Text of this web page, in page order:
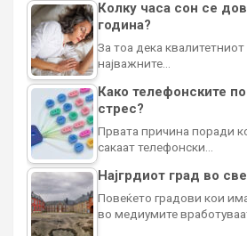
Колку часа сон се
година?
За тоа дека
најважните…
Како телефонските
стрес?
Првата причина поради
сакаат телефонски…
Најгрдиот град во
Повеќето градови кои
во медиумите